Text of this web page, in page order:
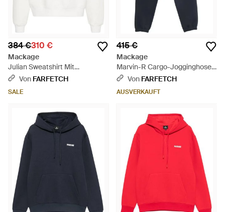
384 €310 €
Mackage
Julian Sweatshirt Mit
Vorstehendem Logo - Weiß
Von FARFETCH
SALE
415 €
Mackage
Marvin-R Cargo-Jogginghose
Mit Logo-Print - Blau
Von FARFETCH
AUSVERKAUFT